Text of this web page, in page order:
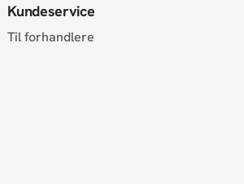
Kundeservice
Til forhandlere